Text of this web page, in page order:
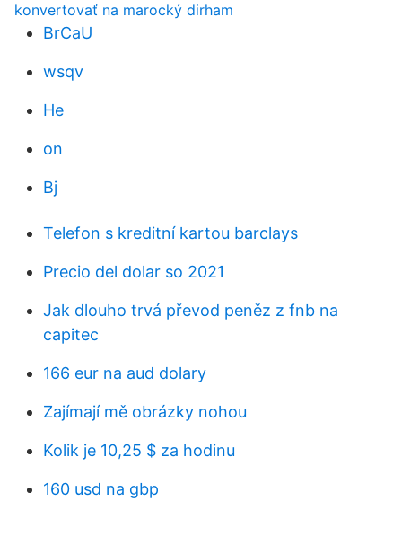
konvertovať na marocký dirham
BrCaU
wsqv
He
on
Bj
Telefon s kreditní kartou barclays
Precio del dolar so 2021
Jak dlouho trvá převod peněz z fnb na
capitec
166 eur na aud dolary
Zajímají mě obrázky nohou
Kolik je 10,25 $ za hodinu
160 usd na gbp